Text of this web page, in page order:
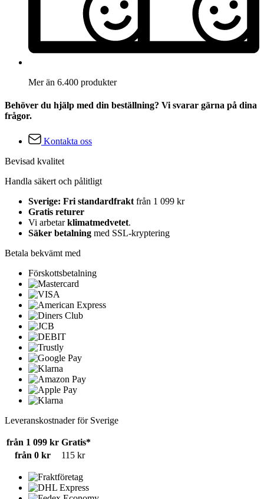
Mer än 6.400 produkter
Behöver du hjälp med din beställning? Vi svarar gärna på dina
frågor.
Kontakta oss
Bevisad kvalitet
Handla säkert och pålitligt
Sverige: Fri standardfraktfrån 1 099 kr
Gratis returer
Vi arbetarklimatmedvetet.
Säker betalning med SSL-kryptering
Betala bekvämt med
Förskottsbetalning
Leveranskostnader för Sverige
från 1 099 kr Gratis*
från 0 kr
115 kr